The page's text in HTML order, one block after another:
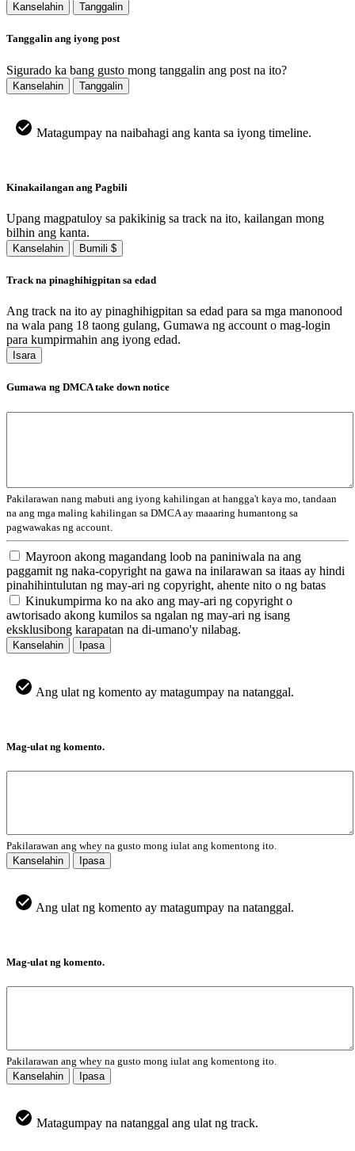
Kanselahin Tanggalin
Tanggalin ang iyong post
Sigurado ka bang gusto mong tanggalin ang post na ito?
Kanselahin Tanggalin
Matagumpay na naibahagi ang kanta sa iyong timeline.
Kinakailangan ang Pagbili
Upang magpatuloy sa pakikinig sa track na ito, kailangan mong
bilhin ang kanta.
Kanselahin Bumili $
Track na pinaghihigpitan sa edad
Ang track na ito ay pinaghihigpitan sa edad para sa mga manonood
na wala pang 18 taong gulang, Gumawa ng account o mag-login
para kumpirmahin ang iyong edad.
Isara
Gumawa ng DMCA take down notice
Pakilarawan nang mabuti ang iyong kahilingan at hangga't kaya mo, tandaan
na ang mga maling kahilingan sa DMCA ay maaaring humantong sa
pagwawakas ng account.
Mayroon akong magandang loob na paniniwala na ang
paggamit ng naka-copyright na gawa na inilarawan sa itaas ay hindi
pinahihintulutan ng may-ari ng copyright, ahente nito o ng batas
Kinukumpirma ko na ako ang may-ari ng copyright o
awtorisado akong kumilos sa ngalan ng may-ari ng isang
eksklusibong karapatan na di-umano'y nilabag.
Kanselahin Ipasa
Ang ulat ng komento ay matagumpay na natanggal.
Mag-ulat ng komento.
Pakilarawan ang whey na gusto mong iulat ang komentong ito.
Kanselahin
Ipasa
Ang ulat ng komento ay matagumpay na natanggal.
Mag-ulat ng komento.
Pakilarawan ang whey na gusto mong iulat ang komentong ito.
Kanselahin
Ipasa
Matagumpay na natanggal ang ulat ng track.